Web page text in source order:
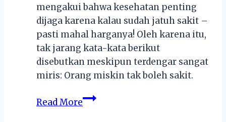
mengakui bahwa kesehatan penting
dijaga karena kalau sudah jatuh sakit –
pasti mahal harganya! Oleh karena itu,
tak jarang kata-kata berikut
disebutkan meskipun terdengar sangat
miris: Orang miskin tak boleh sakit.
Read MoreCari